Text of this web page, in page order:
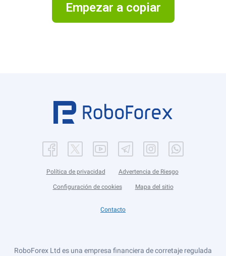
Empezar a copiar
Política de privacidad Advertencia de Riesgo
Configuración de cookies Mapa del sitio
Contacto
RoboForex Ltd es una empresa financiera de corretaje regulada